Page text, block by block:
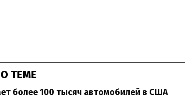
ТЕМЕ
более 100 тысяч автомобилей в США